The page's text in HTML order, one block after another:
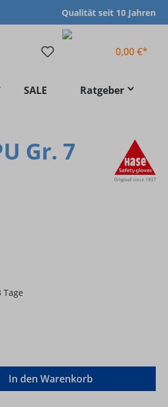
Qualität seit 10 Jahren
0,00 €*
SALE Ratgeber
Gr. 7
gewünschten Wert
In den Warenkorb